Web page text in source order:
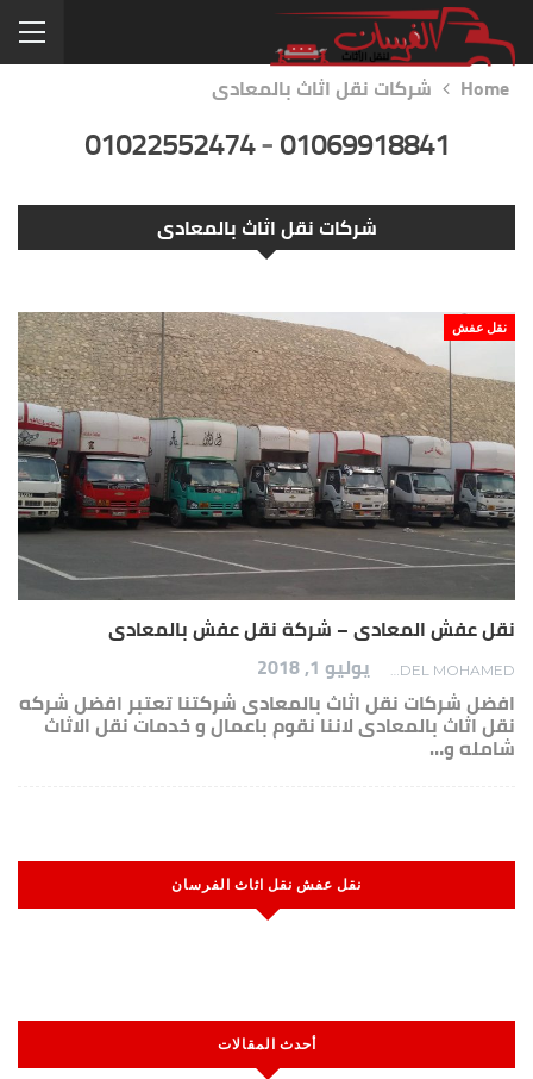
Home شركات نقل اثاث بالمعادى
01022552474-01069918841
شركات نقل اثاث بالمعادى
نقل عفش
نقل عفش المعادى – شركة نقل عفش بالمعادى
ADEL MOHAMED
يوليو 1, 2018
افضل شركات نقل اثاث بالمعادى شركتنا تعتبر افضل شركه
نقل اثاث بالمعادى لاننا نقوم باعمال و خدمات نقل الاثاث
شامله و…
نقل عفش نقل اثاث الفرسان
أحدث المقالات